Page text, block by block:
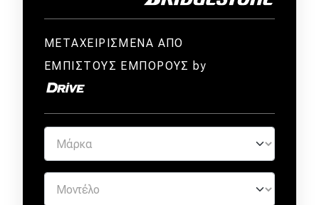
ΜΕΤΑΧΕΙΡΙΣΜΕΝΑ ΑΠΟ
ΕΜΠΙΣΤΟΥΣ ΕΜΠΟΡΟΥΣ by